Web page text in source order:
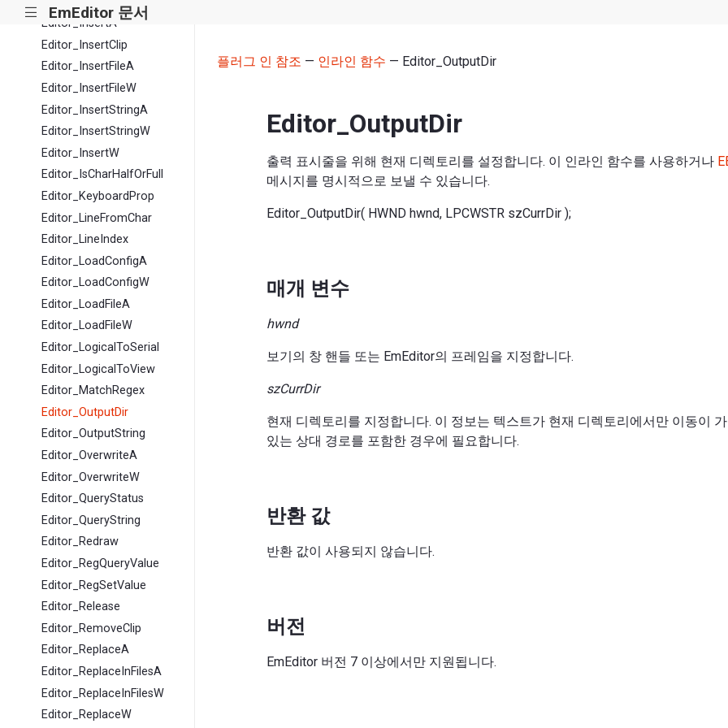
||| EmEditor 문서
Editor_InsertA
Editor_InsertClip
Editor_InsertFileA
Editor_InsertFileW
Editor_InsertStringA
Editor_InsertStringW
Editor_InsertW
Editor_IsCharHalfOrFull
Editor_KeyboardProp
Editor_LineFromChar
Editor_LineIndex
Editor_LoadConfigA
Editor_LoadConfigW
Editor_LoadFileA
Editor_LoadFileW
Editor_LogicalToSerial
Editor_LogicalToView
Editor_MatchRegex
Editor_OutputDir
Editor_OutputString
Editor_OverwriteA
Editor_OverwriteW
Editor_QueryStatus
Editor_QueryString
Editor_Redraw
Editor_RegQueryValue
Editor_RegSetValue
Editor_Release
Editor_RemoveClip
Editor_ReplaceA
Editor_ReplaceInFilesA
Editor_ReplaceInFilesW
Editor_ReplaceW
플러그 인 참조 — 인라인 함수 — Editor_OutputDir
Editor_OutputDir
출력 표시줄을 위해 현재 디렉토리를 설정합니다. 이 인라인 함수를 사용하거나
메시지를 명시적으로 보낼 수 있습니다.
Editor_OutputDir( HWND hwnd, LPCWSTR szCurrDir );
매개 변수
hwnd
보기의 창 핸들 또는 EmEditor의 프레임을 지정합니다.
szCurrDir
현재 디렉토리를 지정합니다. 이 정보는 텍스트가 현재 디렉토리에서만 이동이
있는 상대 경로를 포함한 경우에 필요합니다.
반환 값
반환 값이 사용되지 않습니다.
버전
EmEditor 버전 7 이상에서만 지원됩니다.